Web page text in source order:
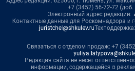
+7 (3452) 56-72-72
Электронный адрес редакции:
Контактные данные для Роскомнадзора и
juristchel@shkulev.ruТехподдержка:
Связаться с отделом продаж: +7
Редакция сайта не несет
информации, содержащейся в